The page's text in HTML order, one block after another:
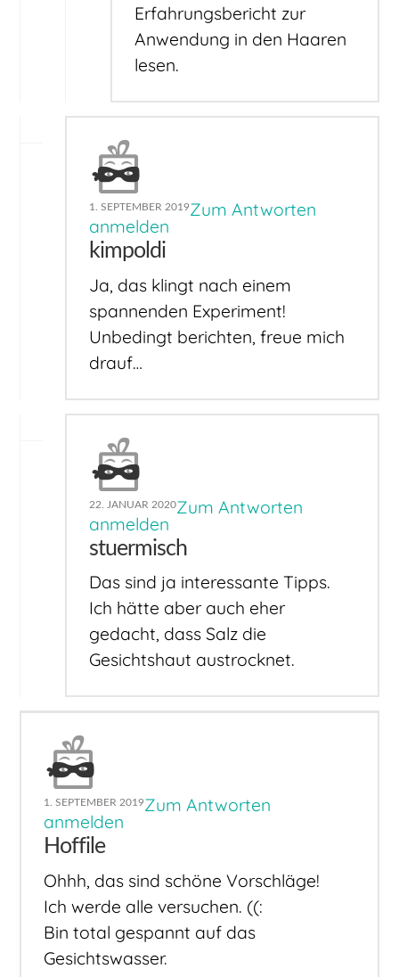
Erfahrungsbericht zur
Anwendung in den Haaren
lesen.
1. SEPTEMBER 2019Zum Antworten
anmelden
kimpoldi
Ja, das klingt nach einem
spannenden Experiment!
Unbedingt berichten, freue mich
drauf…
22. JANUAR 2020Zum Antworten
anmelden
stuermisch
Das sind ja interessante Tipps.
Ich hätte aber auch eher
gedacht, dass Salz die
Gesichtshaut austrocknet.
1. SEPTEMBER 2019Zum Antworten
anmelden
Hoffile
Ohhh, das sind schöne Vorschläge!
Ich werde alle versuchen. ((:
Bin total gespannt auf das
Gesichtswasser.